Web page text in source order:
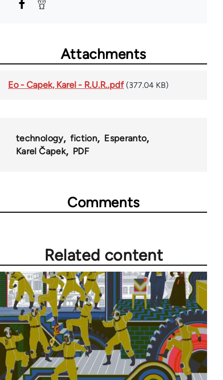
Attachments
Eo - Capek, Karel - R.U.R..pdf (377.04 KB)
technology fiction
Esperanto
Karel Čapek
PDF
Comments
Related content